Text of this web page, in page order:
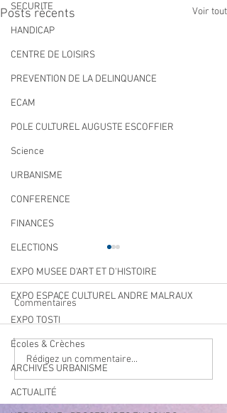
SECURITE
HANDICAP
CENTRE DE LOISIRS
PREVENTION DE LA DELINQUANCE
ECAM
POLE CULTUREL AUGUSTE ESCOFFIER
Science
URBANISME
CONFERENCE
FINANCES
ELECTIONS
EXPO MUSEE D'ART ET D'HISTOIRE
EXPO ESPACE CULTUREL ANDRE MALRAUX
EXPO TOSTI
Écoles & Crèches
ARCHIVES URBANISME
ACTUALITÉ
Posts récents Voir tout
Navettes estivales Envibus
gratuites
Commentaires
Rédigez un commentaire...